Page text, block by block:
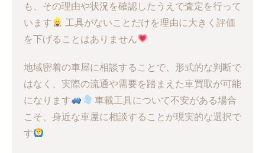
も、その理由や状況を確認したうえで査定を行って
います
工具がないことだけを理由に大きく評価
を下げることはありません
地域密着の車屋に相談することで、形式的な判断で
はなく、実際の流通や需要を踏まえた車買取が可能
になります
車載工具について不安がある場合
こそ、身近な車屋に相談することが現実的な選択で
す